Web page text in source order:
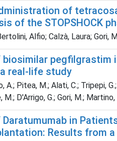
of
of the STOPSHOCK
Alfio; Calzà, Laura; Gori,
pegfilgrastim
real-life study
Pitea, M.; Alati, C.; Tripepi,
D'Arrigo, G.; Gori, M.; Martino,
in
Results from